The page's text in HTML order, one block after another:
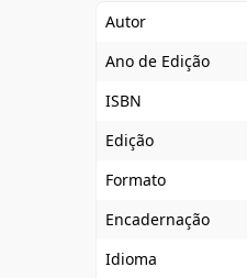
Autor
Ano de Edição
ISBN
Edição
Formato
Encadernação
Idioma